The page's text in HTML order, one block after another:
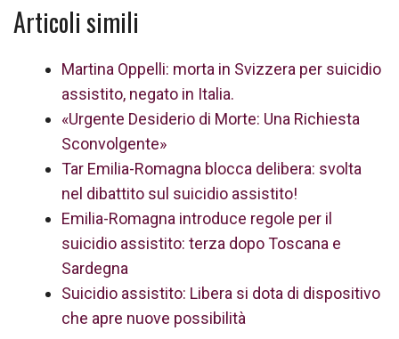
Articoli simili
Martina Oppelli: morta in Svizzera per suicidio
assistito, negato in Italia.
«Urgente Desiderio di Morte: Una Richiesta
Sconvolgente»
Tar Emilia-Romagna blocca delibera: svolta
nel dibattito sul suicidio assistito!
Emilia-Romagna introduce regole per il
suicidio assistito: terza dopo Toscana e
Sardegna
Suicidio assistito: Libera si dota di dispositivo
che apre nuove possibilità